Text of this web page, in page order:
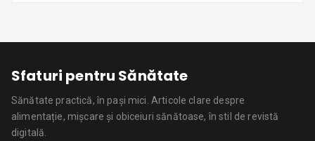
Sfaturi pentru Sănătate
Sănătate practică, în pași mici. Articole clare despre
alimentație, mișcare și obiceiuri sănătoase, în stil de revistă
digitală.